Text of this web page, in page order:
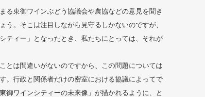
る東御ワインぶどう協議会や農協などの意見を聞き
う。そこは注目しながら見守るしかないのですが、
ティー」となったとき、私たちにとっては、それが
とは間違いがないのですから、この問題については
。行政と関係者だけの密室における協議によってで
御ワインシティーの未来像」が描かれるように、と